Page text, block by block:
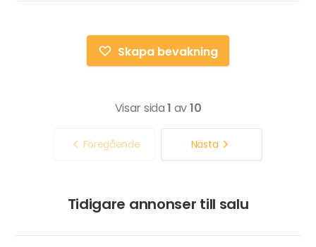
Skapa bevakning
Visar sida1 av10
Föregående Nästa
Tidigare annonser till salu